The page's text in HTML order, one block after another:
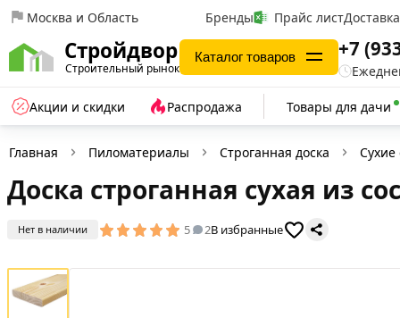
Москва и Область Бренды Прайс листДоставка
Стройдвор
Строительный рынок
Каталог товаров +7
Акции и скидки Распродажа Товары для дачи
Главная Пиломатериалы Строганная доска Сухие
Доска строганная сухая из
Нет в наличии 5 2В избранные